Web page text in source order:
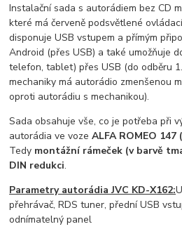
Instalační sada s autorádiem bez CD
které má červeně podsvětlené
disponuje USB vstupem a přímým
Android (přes USB) a také umožňuje
telefon, tablet) přes USB (do odběru
mechaniky má autorádio zmenšenou
oproti autorádiu s mechanikou).
Sada obsahuje vše, co je potřeba při
autorádia ve vozeALFA ROMEO
Tedy montážní rámeček (v barvě
DIN redukci.
Parametry autorádia JVC KD-X162:
přehrávač, RDS tuner, přední USB
odnímatelný panel